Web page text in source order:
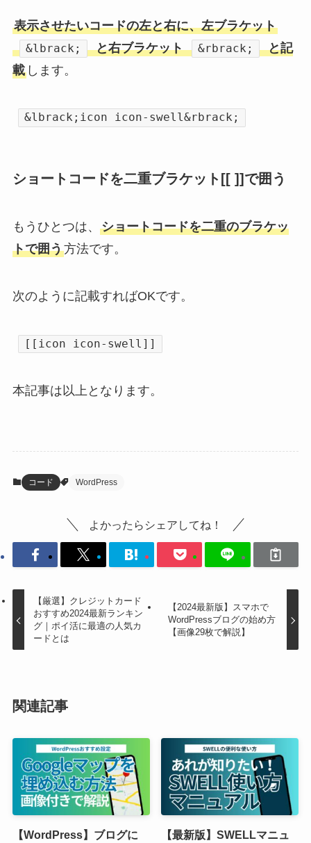
表示させたいコードの左と右に、左ブラケット
&lbrack; と右ブラケット &rbrack;
と記
載します。
&lbrack;icon icon-swell&rbrack;
ショートコードを二重ブラケット[[ ]]で囲う
もうひとつは、 ショートコードを二重のブラケッ
トで囲う方法です。
次のように記載すればOKです。
[[icon icon-swell]]
本記事は以上となります。
コード WordPress
よかったらシェアしてね！
【厳選】クレジットカード
おすすめ2024最新ランキン
グ｜ポイ活に最適の人気カ
ードとは
【2024最新版】スマホで
WordPressブログの始め方
【画像29枚で解説】
関連記事
【WordPress】ブログに
【最新版】SWELLマニュ